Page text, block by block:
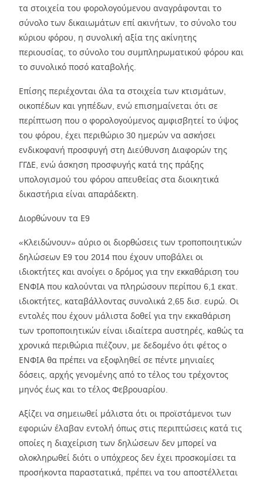
τα στοιχεία του φορολογούμενου αναγράφονται το
σύνολο των δικαιωμάτων επί ακινήτων, το σύνολο του
κύριου φόρου, η συνολική αξία της ακίνητης
περιουσίας, το σύνολο του συμπληρωματικού φόρου και
το συνολικό ποσό καταβολής.
Επίσης περιέχονται όλα τα στοιχεία των κτισμάτων,
οικοπέδων και γηπέδων, ενώ επισημαίνεται ότι σε
περίπτωση που ο φορολογούμενος αμφισβητεί το ύψος
του φόρου, έχει περιθώριο 30 ημερών να ασκήσει
ενδικοφανή προσφυγή στη Διεύθυνση Διαφορών της
ΓΓΔΕ, ενώ άσκηση προσφυγής κατά της πράξης
υπολογισμού του φόρου απευθείας στα διοικητικά
δικαστήρια είναι απαράδεκτη.
Διορθώνουν τα Ε9
«Κλειδώνουν» αύριο οι διορθώσεις των τροποποιητικών
δηλώσεων Ε9 του 2014 που έχουν υποβάλει οι
ιδιοκτήτες και ανοίγει ο δρόμος για την εκκαθάριση του
ΕΝΦΙΑ που καλούνται να πληρώσουν περίπου 6,1 εκατ.
ιδιοκτήτες, καταβάλλοντας συνολικά 2,65 δισ. ευρώ. Οι
εντολές που έχουν μάλιστα δοθεί για την εκκαθάριση
των τροποποιητικών είναι ιδιαίτερα αυστηρές, καθώς τα
χρονικά περιθώρια πιέζουν, με δεδομένο ότι φέτος ο
ΕΝΦΙΑ θα πρέπει να εξοφληθεί σε πέντε μηνιαίες
δόσεις, αρχής γενομένης από το τέλος του τρέχοντος
μηνός έως και το τέλος Φεβρουαρίου.
Αξίζει να σημειωθεί μάλιστα ότι οι προϊστάμενοι των
εφοριών έλαβαν εντολή όπως στις περιπτώσεις κατά τις
οποίες η διαχείριση των δηλώσεων δεν μπορεί να
ολοκληρωθεί διότι ο υπόχρεος δεν έχει προσκομίσει τα
προσήκοντα παραστατικά, πρέπει να του αποστέλλεται